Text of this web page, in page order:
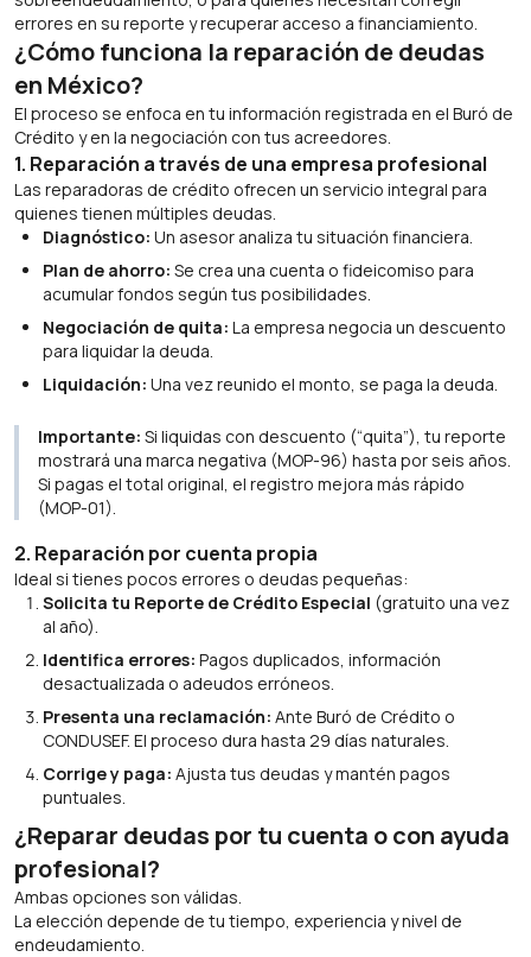
errores en su reporte y recuperar acceso a financiamiento.
¿Cómo funciona la reparación de deudas
en México?
El proceso se enfoca en tu información registrada en el Buró de
Crédito y en la negociación con tus acreedores.
1. Reparación a través de una empresa profesional
Las reparadoras de crédito ofrecen un servicio integral para
quienes tienen múltiples deudas.
Diagnóstico: Un asesor analiza tu situación financiera.
Plan de ahorro: Se crea una cuenta o fideicomiso para
acumular fondos según tus posibilidades.
Negociación de quita: La empresa negocia un descuento
para liquidar la deuda.
Liquidación: Una vez reunido el monto, se paga la deuda.
Importante: Si liquidas con descuento (“quita”), tu reporte
mostrará una marca negativa (MOP-96) hasta por seis años.
Si pagas el total original, el registro mejora más rápido
(MOP-01).
2. Reparación por cuenta propia
Ideal si tienes pocos errores o deudas pequeñas:
Solicita tu Reporte de Crédito Especial (gratuito una vez
al año).
Identifica errores: Pagos duplicados, información
desactualizada o adeudos erróneos.
Presenta una reclamación: Ante Buró de Crédito o
CONDUSEF. El proceso dura hasta 29 días naturales.
Corrige y paga: Ajusta tus deudas y mantén pagos
puntuales.
¿Reparar deudas por tu cuenta o con ayuda
profesional?
Ambas opciones son válidas.
La elección depende de tu tiempo, experiencia y nivel de
endeudamiento.